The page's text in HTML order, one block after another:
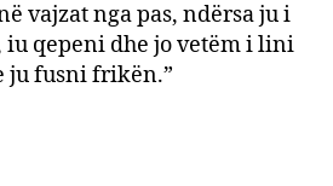
vajzat nga pas, ndërsa ju i
iu qepeni dhe jo vetëm i lini
ju fusni frikën.”